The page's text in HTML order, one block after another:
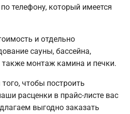
телефону, который имеется
и отдельно
сауны, бассейна,
также монтаж камина и печки.
чтобы построить
расценки в прайс-листе вас
выгодно заказать